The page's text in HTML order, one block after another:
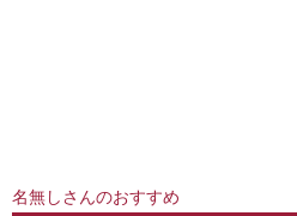
名無しさんのおすすめ